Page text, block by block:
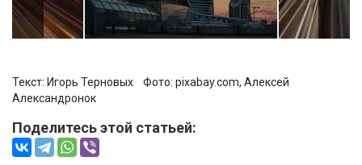
Текст: Игорь Терновых Фото: pixabay.com, Алексей
Александронок
Поделитесь этой статьей: